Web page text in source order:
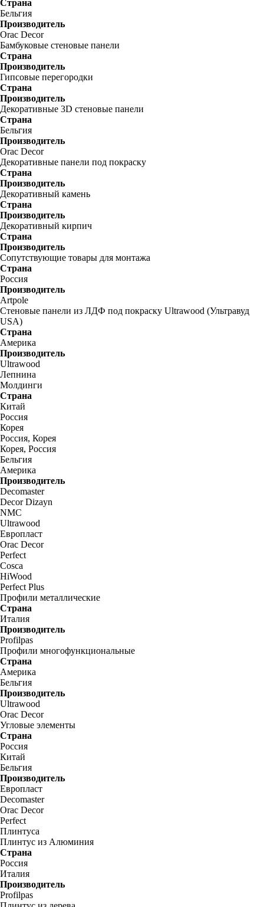
Страна
Бельгия
Производитель
Orac Decor
Бамбуковые стеновые панели
Страна
Производитель
Гипсовые перегородки
Страна
Производитель
Декоративные 3D стеновые панели
Страна
Бельгия
Производитель
Orac Decor
Декоративные панели под покраску
Страна
Производитель
Декоративный камень
Страна
Производитель
Декоративный кирпич
Страна
Производитель
Сопутствующие товары для монтажа
Страна
Россия
Производитель
Artpole
Стеновые панели из ЛДФ под покраску Ultrawood (Ультравуд
USA)
Страна
Америка
Производитель
Ultrawood
Лепнина
Молдинги
Страна
Китай
Россия
Корея
Россия, Корея
Корея, Россия
Бельгия
Америка
Производитель
Decomaster
Decor Dizayn
NMC
Ultrawood
Европласт
Orac Decor
Perfect
Cosca
HiWood
Perfect Plus
Профили металлические
Страна
Италия
Производитель
Profilpas
Профили многофункциональные
Страна
Америка
Бельгия
Производитель
Ultrawood
Orac Decor
Угловые элементы
Страна
Россия
Китай
Бельгия
Производитель
Европласт
Decomaster
Orac Decor
Perfect
Плинтуса
Плинтус из Алюминия
Страна
Россия
Италия
Производитель
Profilpas